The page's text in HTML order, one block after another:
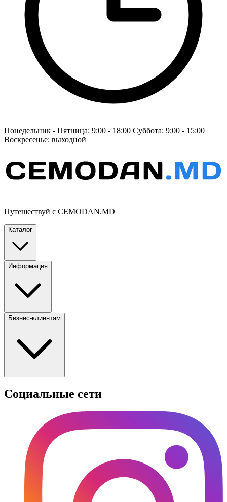
Понедельник - Пятница: 9:00 - 18:00 Суббота: 9:00 - 15:00
Воскресенье: выходной
Путешествуй с CEMODAN.MD
Каталог
Информация
Бизнес-клиентам
Социальные сети